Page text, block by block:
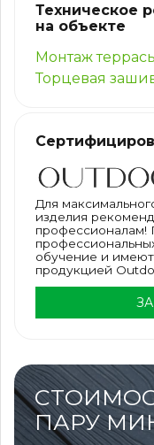
Техническое
на объекте
Монтаж
Торцевая
Для
изделия
профессионалам!
обучение и
продукцией
ПАРУ